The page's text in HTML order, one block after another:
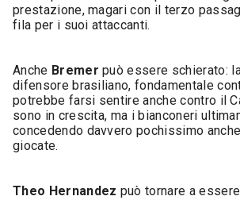
prestazione, magari con il terzo
fila per i suoi attaccanti.
Anche Bremerpuò essere schierato:
difensore brasiliano, fondamentale
potrebbe farsi sentire anche contro il
sono in crescita, ma i bianconeri
concedendo davvero pochissimo
giocate.
Theo Hernandez può tornare a